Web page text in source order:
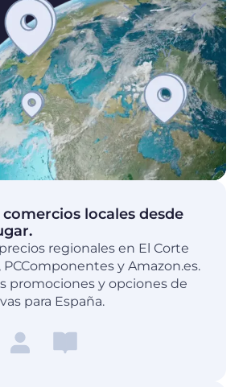
locales desde
regionales en El Corte
PCComponentes y Amazon.es.
promociones y opciones de
para España.